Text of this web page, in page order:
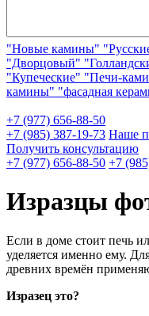
"Новые камины"
"Дворцовый"
"Купеческие" "Печи-
камины" "фасадная
+7 (977) 656-88-50
+7 (985) 387-19-73 Наше
Получить консультацию
+7 (977) 656-88-50 +7
Изразцы
Если в доме стоит печь
уделяется именно ему.
древних времён
Изразец это?